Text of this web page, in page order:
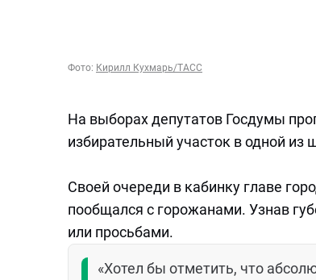
Фото: Кирилл Кухмарь/ТАСС
На выборах депутатов Госдумы
избирательный участок в одной из
Своей очереди в кабинку главе
пообщался с горожанами. Узнав
или просьбами.
«Хотел бы отметить, что